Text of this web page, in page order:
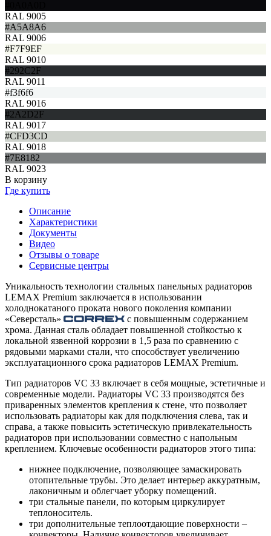
RAL 9005
#A5A8A6
RAL 9006
#F7F9EF
RAL 9010
#292C2F
RAL 9011
#f3f6f6
RAL 9016
#2A2D2F
RAL 9017
#CFD3CD
RAL 9018
#7E8182
RAL 9023
В корзину
Где купить
Описание
Характеристики
Документы
Видео
Отзывы о товаре
Сервисные центры
Уникальность технологии стальных панельных радиаторов
LEMAX Premium заключается в использовании
холоднокатаного проката нового поколения компании
«Северсталь»
с повышенным содержанием
хрома. Данная сталь обладает повышенной стойкостью к
локальной язвенной коррозии в 1,5 раза по сравнению с
рядовыми марками стали, что способствует увеличению
эксплуатационного срока радиаторов LEMAX Premium.
Тип радиаторов VC 33 включает в себя мощные, эстетичные и
современные модели. Радиаторы VC 33 производятся без
приваренных элементов крепления к стене, что позволяет
использовать радиаторы как для подключения слева, так и
справа, а также повысить эстетическую привлекательность
радиаторов при использовании совместно с напольным
креплением. Ключевые особенности радиаторов этого типа:
нижнее подключение, позволяющее замаскировать
отопительные трубы. Это делает интерьер аккуратным,
лаконичным и облегчает уборку помещений.
три стальные панели, по которым циркулирует
теплоноситель.
три дополнительные теплоотдающие поверхности –